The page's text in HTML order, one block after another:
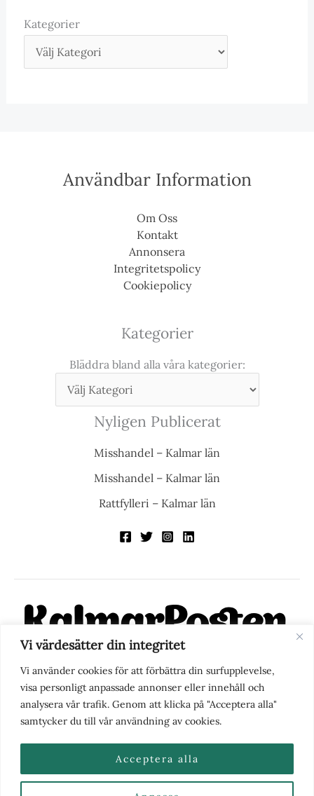
Vi värdesätter din integritet
Vi använder cookies för att förbättra din surfupplevelse,
visa personligt anpassade annonser eller innehåll och
analysera vår trafik. Genom att klicka på "Acceptera alla"
samtycker du till vår användning av cookies.
Acceptera alla
Kategorier
Användbar Information
Om Oss
Kontakt
Annonsera
Integritetspolicy
Cookiepolicy
Kategorier
Bläddra bland alla våra kategorier:
Nyligen Publicerat
Misshandel – Kalmar län
Misshandel – Kalmar län
Rattfylleri – Kalmar län
KalmarPosten är en modern lokalnyhetstidning på nätet. Med
fokus på Kalmarregionen, men också med blick för det större
perspektivet, vill vi vara din självklara kanal för nyheter,
berättelser och engagemang. KalmarPosten grundades 1988 och
fick nya ägare 2025.